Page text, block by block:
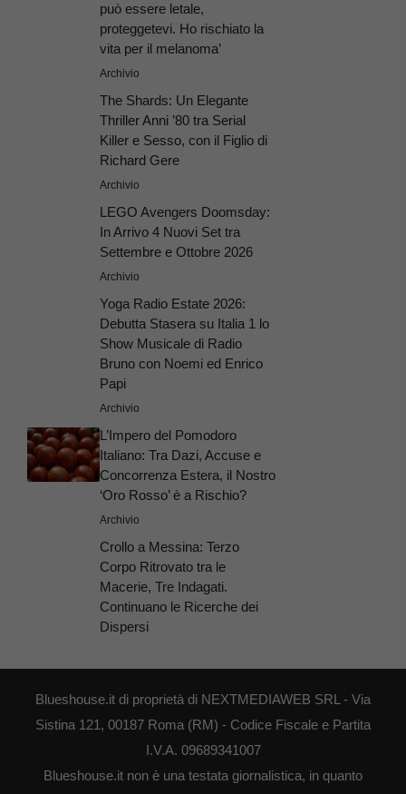
può essere letale,
proteggetevi. Ho rischiato la
vita per il melanoma’
Archivio
The Shards: Un Elegante
Thriller Anni ’80 tra Serial
Killer e Sesso, con il Figlio di
Richard Gere
Archivio
LEGO Avengers Doomsday:
In Arrivo 4 Nuovi Set tra
Settembre e Ottobre 2026
Archivio
Yoga Radio Estate 2026:
Debutta Stasera su Italia 1 lo
Show Musicale di Radio
Bruno con Noemi ed Enrico
Papi
Archivio
L’Impero del Pomodoro
Italiano: Tra Dazi, Accuse e
Concorrenza Estera, il Nostro
‘Oro Rosso’ è a Rischio?
Archivio
Crollo a Messina: Terzo
Corpo Ritrovato tra le
Macerie, Tre Indagati.
Continuano le Ricerche dei
Dispersi
Blueshouse.it di proprietà di NEXTMEDIAWEB SRL - Via
Sistina 121, 00187 Roma (RM) - Codice Fiscale e Partita
I.V.A. 09689341007
Blueshouse.it non è una testata giornalistica, in quanto